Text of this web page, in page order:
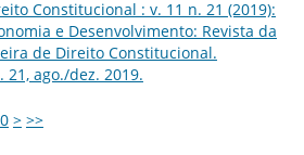
Constitucional : v. 11 n. 21 (2019):
e Desenvolvimento: Revista da
de Direito Constitucional.
21, ago./dez. 2019.
> >>